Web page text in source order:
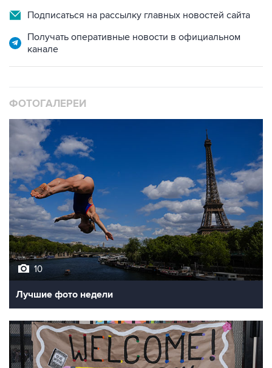
Подписаться на рассылку главных новостей сайта
Получать оперативные новости в официальном
канале
ФОТОГАЛЕРЕИ
10
Лучшие фото недели